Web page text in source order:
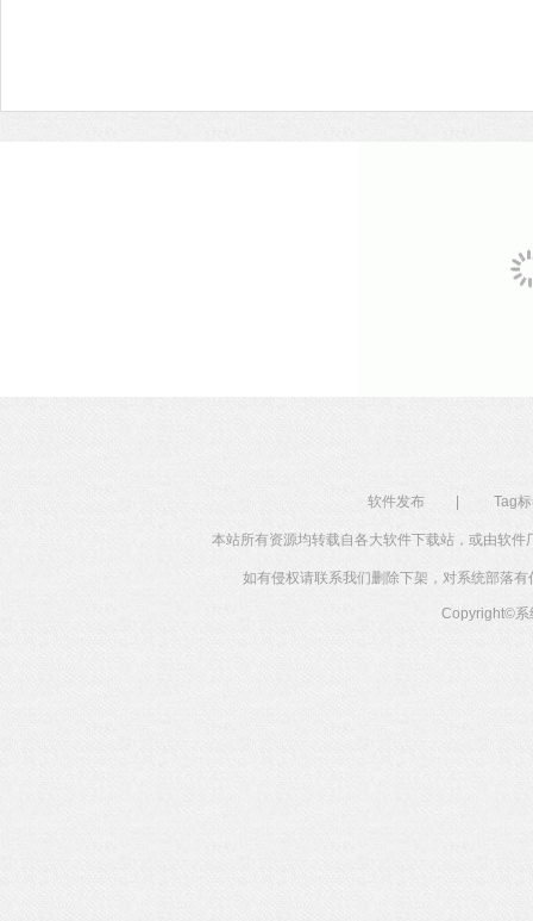
软件发布 Tag
本站所有资源均转载自各大软件下载站，或由软
如有侵权请联系我们删除下架，对系统部落
Copyright©系